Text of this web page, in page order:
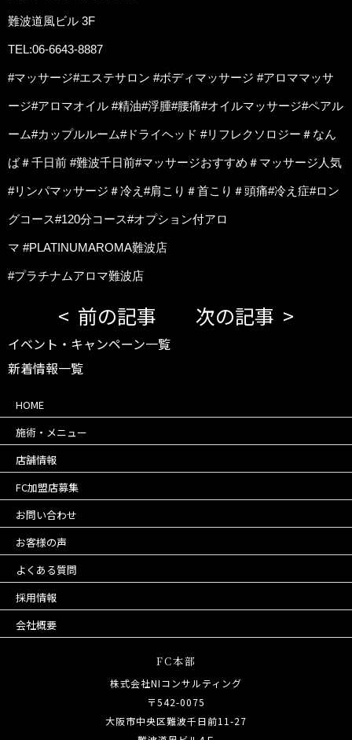
難波道風ビル 3F
TEL:06-6643-8887
#マッサージ#エステサロン #ボディマッサージ #アロママッサ
ージ#アロマオイル #精油#浮腫#腰痛#オイルマッサージ#ペアル
ーム#カップルルーム#ドライヘッド #リフレクソロジー＃なん
ば＃千日前 #難波千日前#マッサージおすすめ＃マッサージ人気
#リンパマッサージ＃冷え#肩こり＃首こり＃頭痛#冷え症#ロン
グコース#120分コース#オプション付アロ
マ #PLATINUMAROMA難波店
#プラチナムアロマ難波店
前の記事 次の記事
イベント・キャンペーン一覧
新着情報一覧
HOME
施術・メニュー
店舗情報
FC加盟店募集
お問い合わせ
お客様の声
よくある質問
採用情報
会社概要
FC本部
株式会社NIコンサルティング
〒542-0075
大阪市中央区難波千日前11-27